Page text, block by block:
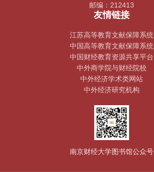
邮编：212413
友情链接
江苏高等教育文献保障系统
中国高等教育文献保障系统
中国财经教育资源共享平台
中外商学院与财经院校
中外经济学术类网站
中外经济研究机构
南京财经大学图书馆公众号